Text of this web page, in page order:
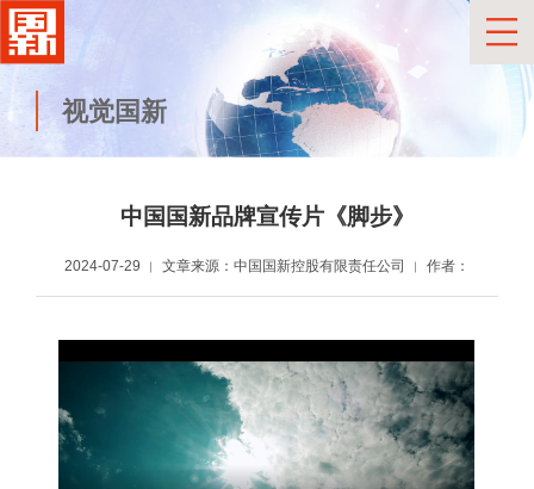
视觉国新
中国国新品牌宣传片《脚步》
2024-07-29 文章来源：中国国新控股有限责任公司 作者：